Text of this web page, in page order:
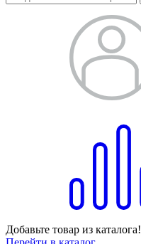
Добавьте товар из каталога!